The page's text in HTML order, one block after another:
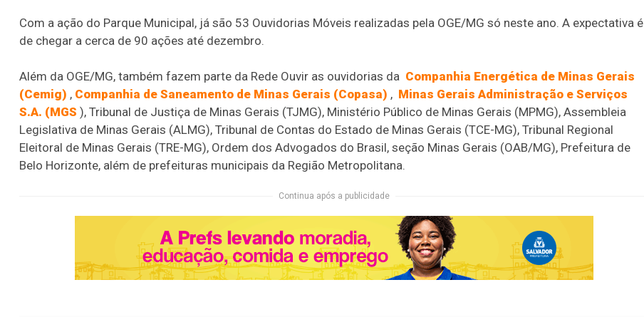
Com a ação do Parque Municipal, já são 53 Ouvidorias Móveis realizadas pela OGE/MG só neste ano. A expectativa é
de chegar a cerca de 90 ações até dezembro.
Além da OGE/MG, também fazem parte da Rede Ouvir as ouvidorias da Companhia Energética de Minas Gerais
(Cemig) , Companhia de Saneamento de Minas Gerais (Copasa) , Minas Gerais Administração e Serviços
S.A. (MGS ), Tribunal de Justiça de Minas Gerais (TJMG), Ministério Público de Minas Gerais (MPMG), Assembleia
Legislativa de Minas Gerais (ALMG), Tribunal de Contas do Estado de Minas Gerais (TCE-MG), Tribunal Regional
Eleitoral de Minas Gerais (TRE-MG), Ordem dos Advogados do Brasil, seção Minas Gerais (OAB/MG), Prefeitura de
Belo Horizonte, além de prefeituras municipais da Região Metropolitana.
Continua após a publicidade